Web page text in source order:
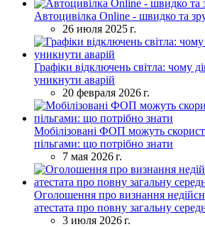
Автоцивілка Online - швидко та
26 июля 2025 г.
Графіки відключень світла: чому
уникнути аварій
20 февраля 2026 г.
Мобілізовані ФОП можуть
пільгами: що потрібно знати
7 мая 2026 г.
Оголошення про визнання
атестата про повну загальну
3 июля 2026 г.